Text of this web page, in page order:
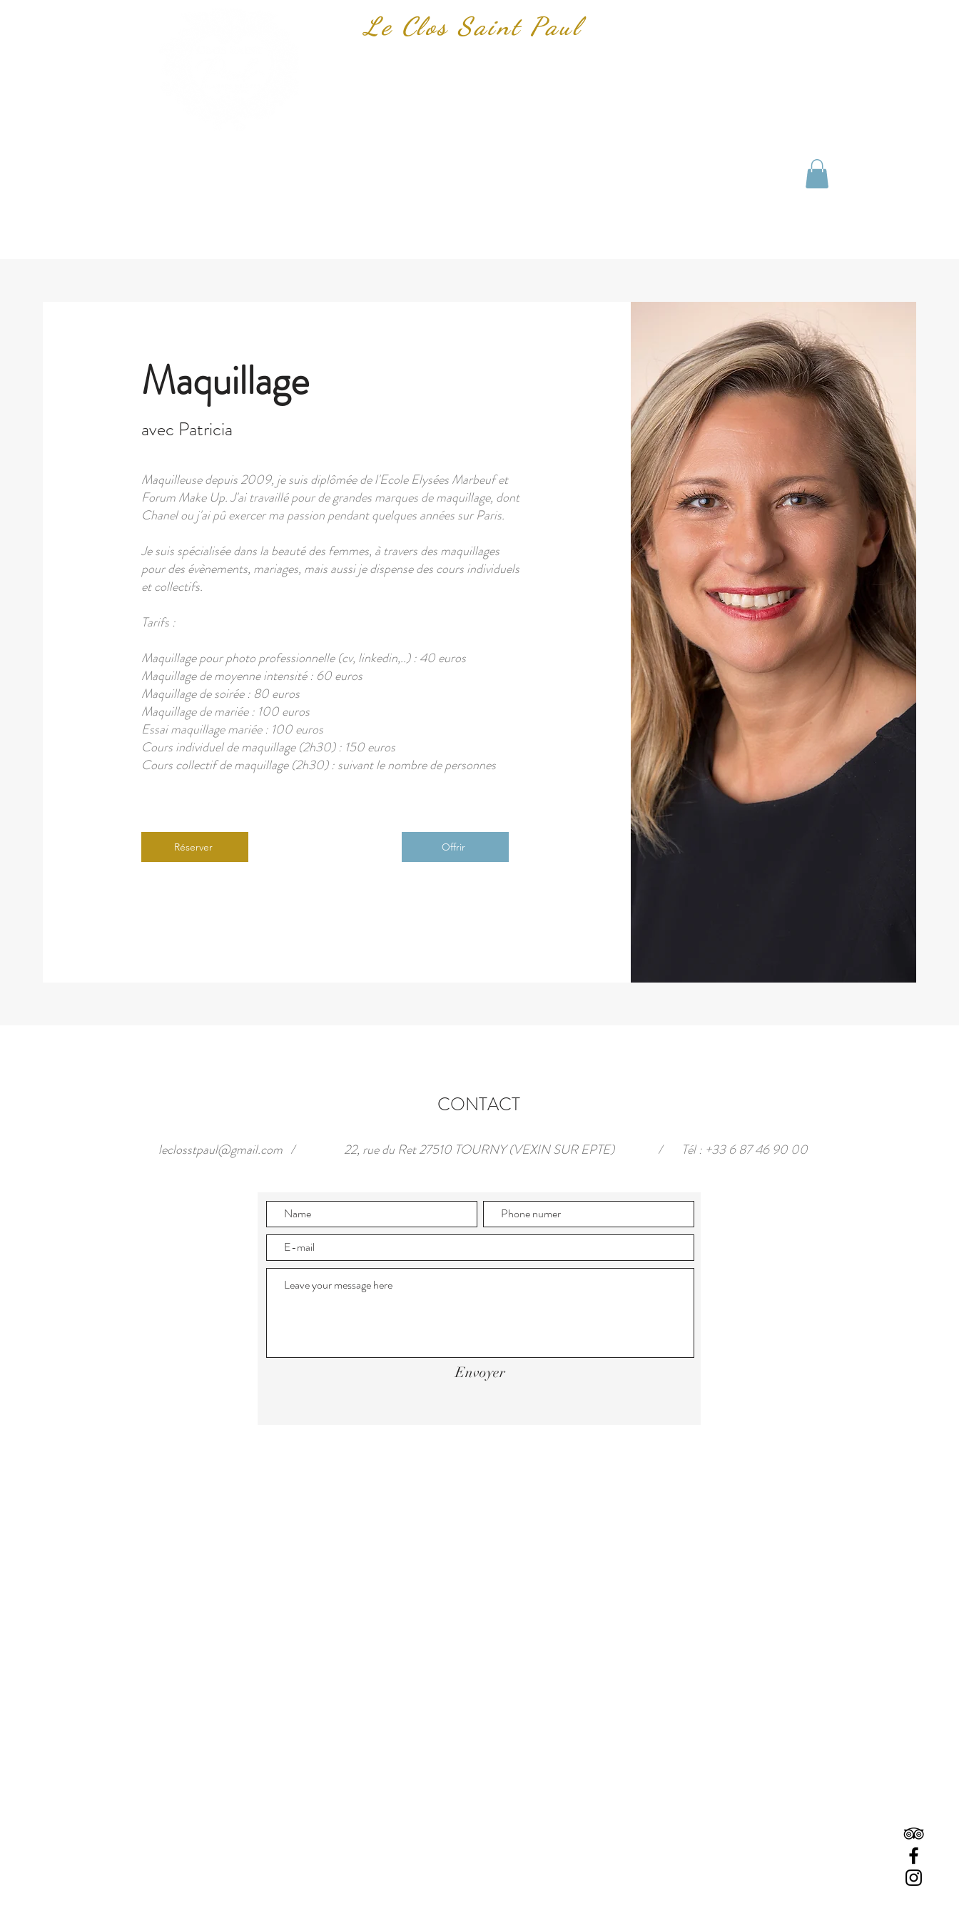
Le Clos Saint Paul
Maquillage
avec Patricia
Maquilleuse depuis 2009, je suis diplômée de l'Ecole Elysées Marbeuf et
Forum Make Up. J'ai travaillé pour de grandes marques de maquillage, dont
Chanel ou j'ai pû exercer ma passion pendant quelques années sur Paris.
Je suis spécialisée dans la beauté des femmes, à travers des maquillages
pour des évènements, mariages, mais aussi je dispense des cours individuels
et collectifs.
Tarifs :
Maquillage pour photo professionnelle (cv, linkedin,..) : 40 euros
Maquillage de moyenne intensité : 60 euros
Maquillage de soirée : 80 euros
Maquillage de mariée : 100 euros
Essai maquillage mariée : 100 euros
Cours individuel de maquillage (2h30) : 150 euros
Cours collectif de maquillage (2h30) : suivant le nombre de personnes
Réserver Offrir
CONTACT
Tél : +33 6 87 46 90 00
leclosstpaul@gmail.com 22, rue du Ret 27510 TOURNY (VEXIN SUR EPTE)
/ /
Envoyer